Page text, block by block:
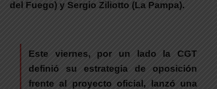
del Fuego) y Sergio Ziliotto (La Pampa).
Este viernes, por un lado
la CGT
definió su estrategia de oposición
frente al proyecto oficial, lanzó una